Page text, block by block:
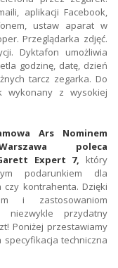
aplikacji Facebook,
ustaw aparat w
Przeglądarka zdjęć.
Dyktafon umożliwia
godzinę, datę, dzień
tarcz zegarka. Do
wykonany z wysokiej
Ars Nominem
poleca
Expert 7, który
podarunkiem dla
czy kontrahenta. Dzięki
i zastosowaniom
niezwykle przydatny
Poniżej przestawiamy
specyfikacja techniczna